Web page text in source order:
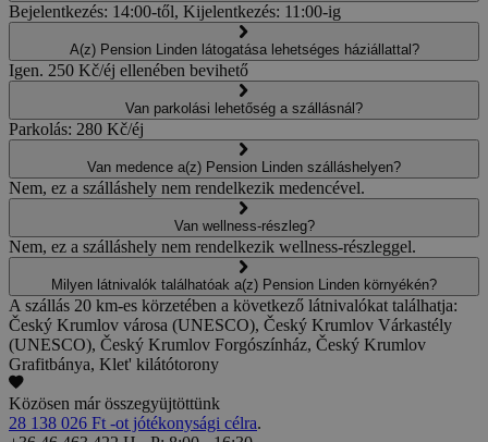
Bejelentkezés: 14:00-től, Kijelentkezés: 11:00-ig
A(z) Pension Linden látogatása lehetséges háziállattal?
Igen. 250 Kč/éj ellenében bevihető
Van parkolási lehetőség a szállásnál?
Parkolás: 280 Kč/éj
Van medence a(z) Pension Linden szálláshelyen?
Nem, ez a szálláshely nem rendelkezik medencével.
Van wellness-részleg?
Nem, ez a szálláshely nem rendelkezik wellness-részleggel.
Milyen látnivalók találhatóak a(z) Pension Linden környékén?
A szállás 20 km-es körzetében a következő látnivalókat találhatja:
Český Krumlov városa (UNESCO), Český Krumlov Várkastély
(UNESCO), Český Krumlov Forgószínház, Český Krumlov
Grafitbánya, Klet' kilátótorony
Közösen már összegyüjtöttünk
28 138 026 Ft -ot jótékonysági célra.